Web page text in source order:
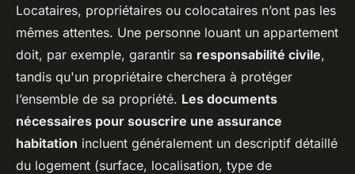
Locataires, propriétaires ou colocataires n’ont pas les
mêmes attentes. Une personne louant un appartement
doit, par exemple, garantir sa responsabilité civile,
tandis qu'un propriétaire cherchera à protéger
l’ensemble de sa propriété. Les documents
nécessaires pour souscrire une assurance
habitation incluent généralement un descriptif détaillé
du logement (surface, localisation, type de